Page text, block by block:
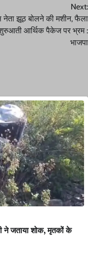
Next:
नेता झूठ बोलने की मशीन, फैला
आर्थिक पैकेज पर भ्रम :
भाजपा
ने जताया शोक, मृतकों के